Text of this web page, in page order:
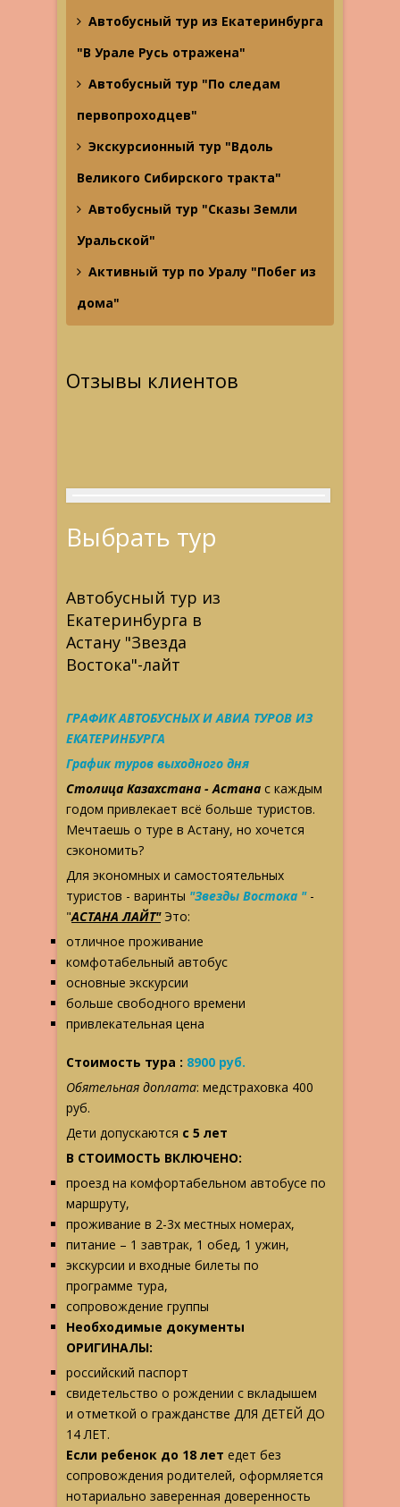
Автобусный тур из Екатеринбурга
"В Урале Русь отражена"
Автобусный тур "По следам
первопроходцев"
Экскурсионный тур "Вдоль
Великого Сибирского тракта"
Автобусный тур "Сказы Земли
Уральской"
Активный тур по Уралу "Побег из
дома"
Отзывы клиентов
Выбрать тур
Автобусный тур из
Екатеринбурга в
Астану "Звезда
Востока"-лайт
ГРАФИК АВТОБУСНЫХ И АВИА ТУРОВ ИЗ
ЕКАТЕРИНБУРГА
График туров выходного дня
Столица Казахстана - Астана с каждым
годом привлекает всё больше туристов.
Мечтаешь о туре в Астану, но хочется
сэкономить?
Для экономных и самостоятельных
туристов - варинты "Звезды Востока "-
"АСТАНА ЛАЙТ"Это:
отличное проживание
комфотабельный автобус
основные экскурсии
больше свободного времени
привлекательная цена
Стоимость тура : 8900 руб.
Обятельная доплата: медстраховка 400
руб.
Дети допускаются с 5 лет
В СТОИМОСТЬ ВКЛЮЧЕНО:
проезд на комфортабельном автобусе по
маршруту,
проживание в 2-3х местных номерах,
питание – 1 завтрак, 1 обед, 1 ужин,
экскурсии и входные билеты по
программе тура,
сопровождение группы
Необходимые документы
ОРИГИНАЛЫ:
российский паспорт
свидетельство о рождении с вкладышем
и отметкой о гражданстве ДЛЯ ДЕТЕЙ ДО
14 ЛЕТ.
Если ребенок до 18 лет едет без
сопровождения родителей, оформляется
нотариально заверенная доверенность